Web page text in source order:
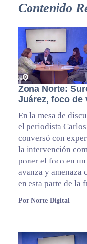
Contenido
Zona Norte:
Juárez, foco de
En la mesa de
el periodista
conversó con
la intervención
poner el foco en
avanza y amenaza
en esta parte de la
Por Norte Digital